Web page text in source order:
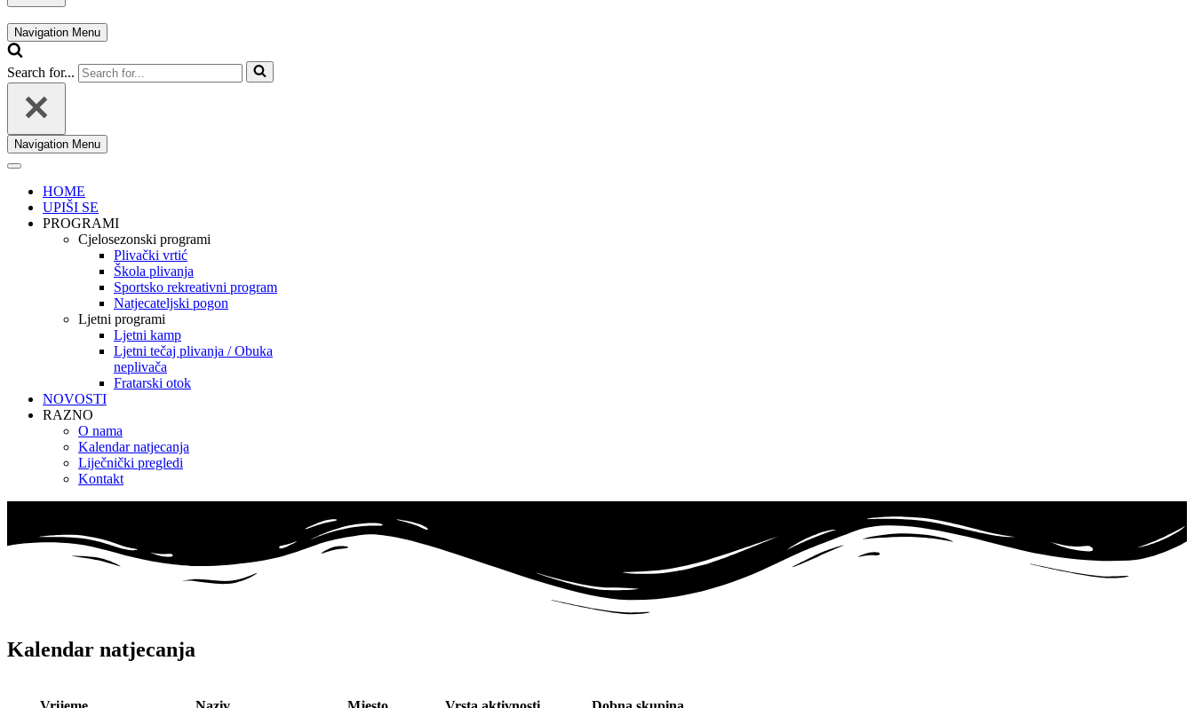
Navigation Menu
Search for...
Navigation Menu
HOME
UPIŠI SE
PROGRAMI
Cjelosezonski programi
Plivački vrtić
Škola plivanja
Sportsko rekreativni program
Natjecateljski pogon
Ljetni programi
Ljetni kamp
Ljetni tečaj plivanja / Obuka
neplivača
Fratarski otok
NOVOSTI
RAZNO
O nama
Kalendar natjecanja
Liječnički pregledi
Kontakt
Kalendar natjecanja